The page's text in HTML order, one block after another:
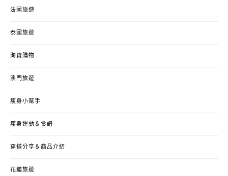
法國旅遊
泰國旅遊
淘寶購物
澳門旅遊
瘦身小幫手
瘦身運動＆食譜
穿搭分享＆商品介紹
花蓮旅遊